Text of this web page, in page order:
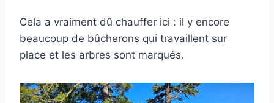
Cela a vraiment dû chauffer ici : il y encore
beaucoup de bûcherons qui travaillent sur
place et les arbres sont marqués.